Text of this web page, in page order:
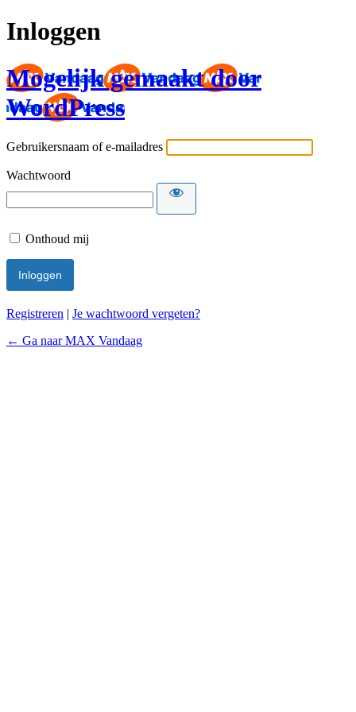
Inloggen
Mogelijk gemaakt door
WordPress
Gebruikersnaam of e-mailadres
Wachtwoord
Onthoud mij
Registreren | Je wachtwoord vergeten?
← Ga naar MAX Vandaag